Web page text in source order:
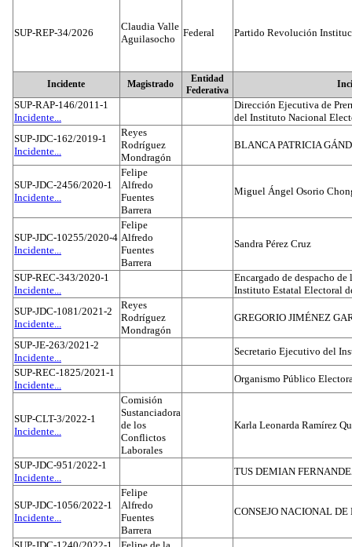
SUP-REP-34/2026
Claudia Valle
Aguilasocho
Federal Partido Revolución
Incidente Magistrado
Entidad
Federativa
SUP-RAP-146/2011-1
Incidente...
Dirección Ejecutiva de
del Instituto Nacional
SUP-JDC-162/2019-1
Incidente...
Reyes
Rodríguez
Mondragón
BLANCA PATRICIA
SUP-JDC-2456/2020-1
Incidente...
Felipe
Alfredo
Fuentes
Barrera
Miguel Ángel Osorio
SUP-JDC-10255/2020-4
Incidente...
Felipe
Alfredo
Fuentes
Barrera
Sandra Pérez Cruz
SUP-REC-343/2020-1
Incidente...
Encargado de despacho
Instituto Estatal Electoral
SUP-JDC-1081/2021-2
Incidente...
Reyes
Rodríguez
Mondragón
GREGORIO JIMÉNEZ
SUP-JE-263/2021-2
Incidente...
Secretario Ejecutivo del
SUP-REC-1825/2021-1
Incidente...
Organismo Público
SUP-CLT-3/2022-1
Incidente...
Comisión
Sustanciadora
de los
Conflictos
Laborales
Karla Leonarda Ramírez
SUP-JDC-951/2022-1
Incidente...
TUS DEMIAN
SUP-JDC-1056/2022-1
Incidente...
Felipe
Alfredo
Fuentes
Barrera
CONSEJO NACIONAL